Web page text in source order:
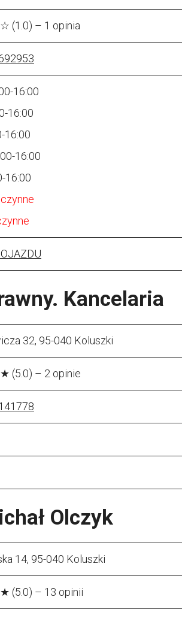
– 1 opinia
16:00
16:00
16:00
16:00
16:00
Kancelaria
32, 95-040 Koluszki
– 2 opinie
Olczyk
14, 95-040 Koluszki
– 13 opinii